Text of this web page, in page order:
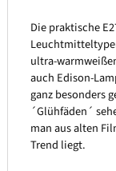
Die praktische
ultra-
auch Edison-
ganz besonders
´Glühfäden´
man aus alten
Trend liegt.